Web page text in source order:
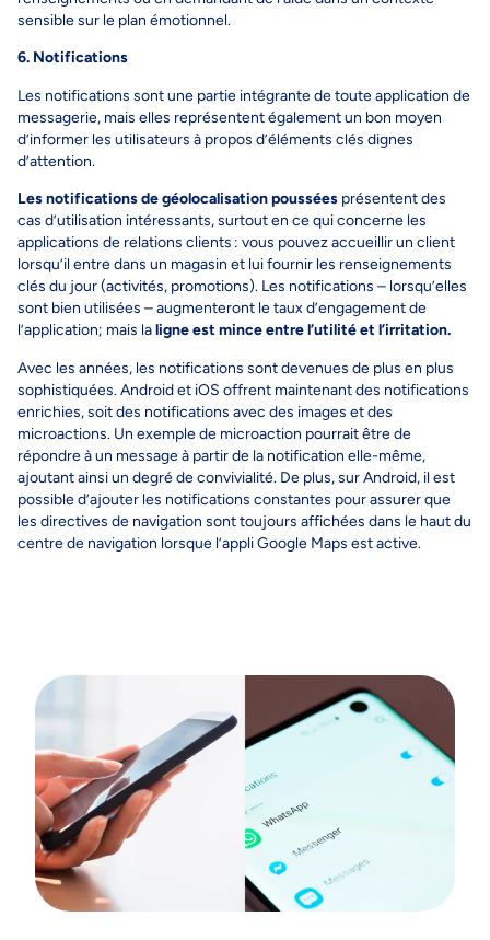
sensible sur le plan émotionnel.
6. Notifications
Les notifications sont une partie intégrante de toute application de
messagerie, mais elles représentent également un bon moyen
d’informer les utilisateurs à propos d’éléments clés dignes
d’attention.
Les notifications de géolocalisation poussées présentent des
cas d’utilisation intéressants, surtout en ce qui concerne les
applications de relations clients : vous pouvez accueillir un client
lorsqu’il entre dans un magasin et lui fournir les renseignements
clés du jour (activités, promotions). Les notifications – lorsqu’elles
sont bien utilisées – augmenteront le taux d’engagement de
l’application; mais laligne est mince entre l’utilité et l’irritation.
Avec les années, les notifications sont devenues de plus en plus
sophistiquées. Android et iOS offrent maintenant des notifications
enrichies, soit des notifications avec des images et des
microactions. Un exemple de microaction pourrait être de
répondre à un message à partir de la notification elle-même,
ajoutant ainsi un degré de convivialité. De plus, sur Android, il est
possible d’ajouter les notifications constantes pour assurer que
les directives de navigation sont toujours affichées dans le haut du
centre de navigation lorsque l’appli Google Maps est active.